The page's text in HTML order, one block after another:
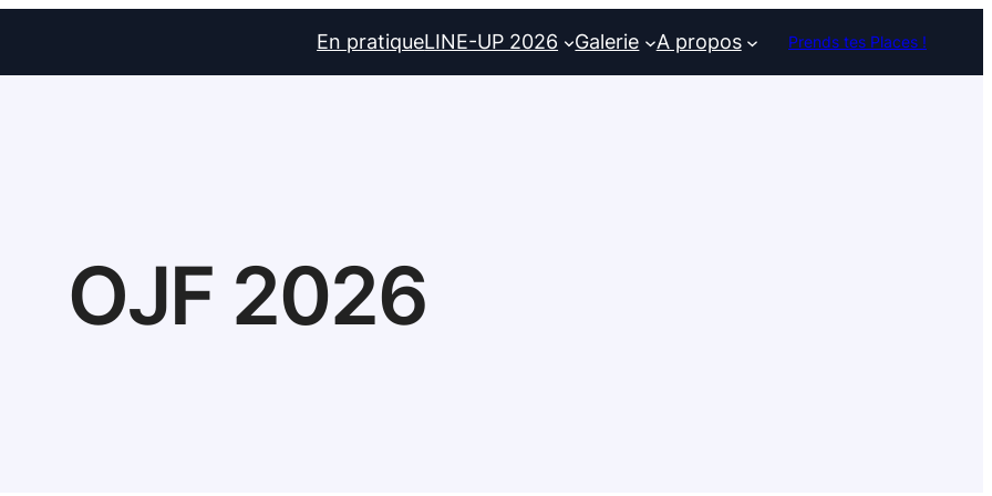
En pratiqueLINE-UP 2026 Galerie A propos Prends tes Places !
OJF 2026